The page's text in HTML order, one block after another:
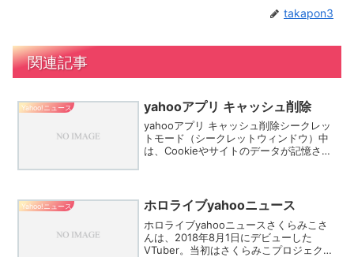
takapon3
関連記事
Yahoo!ニュース yahooアプリ キャッシュ削除
yahooアプリ キャッシュ削除シークレッ
トモード（シークレットウィンドウ）中
は、Cookieやサイトのデータが記憶され
ド（シ...
Yahoo!ニュース ホロライブyahooニュース
ホロライブyahooニュースさくらみこさ
んは、2018年8月1日にデビューした
VTuber。当初はさくらみこプロジェクト